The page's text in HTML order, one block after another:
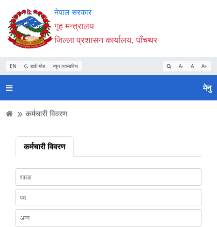
Accessibility
Mode
सुरु
गर्नुहोस्
सामाग्री
पढ्नुहाेस्
नेभिगेसन
पढ्नुहाेस्
वेबसाइट
खोजमा
जानुहोस्
नेपाल सरकार
गृह मन्त्रालय
जिल्ला प्रशासन कार्यालय, पाँचथर
EN डार्क मोड न्यून व्यान्डविथ A- A A+
मेनु
कर्मचारी विवरण
कर्मचारी विवरण